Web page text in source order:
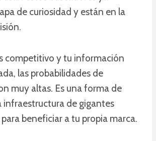
de curiosidad y están en la
competitivo y tu información
las probabilidades de
muy altas. Es una forma de
infraestructura de gigantes
beneficiar a tu propia marca.